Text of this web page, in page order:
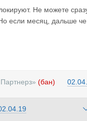
Не можете
если месяц, дальше
(бан)